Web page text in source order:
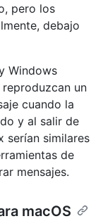
pero los
debajo
Windows
un
cuando la
y al salir de
serían similares
de
mensajes.
macOS